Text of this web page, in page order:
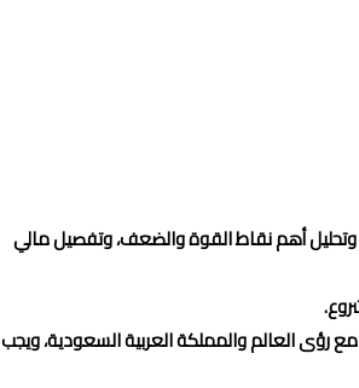
وتحليل أهم نقاط القوة والضعف، وتفصيل مالي
مع رؤى العالم والمملكة العربية السعودية، ويجب